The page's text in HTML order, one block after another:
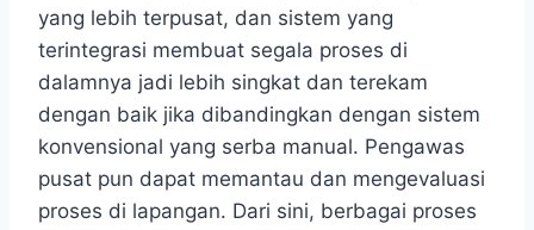
yang lebih terpusat, dan sistem yang
terintegrasi membuat segala proses di
dalamnya jadi lebih singkat dan terekam
dengan baik jika dibandingkan dengan sistem
konvensional yang serba manual. Pengawas
pusat pun dapat memantau dan mengevaluasi
proses di lapangan. Dari sini, berbagai proses